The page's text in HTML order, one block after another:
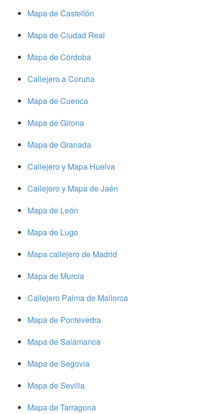
Mapa de Castellón
Mapa de Ciudad Real
Mapa de Córdoba
Callejero a Coruña
Mapa de Cuenca
Mapa de Girona
Mapa de Granada
Callejero y Mapa Huelva
Callejero y Mapa de Jaén
Mapa de León
Mapa de Lugo
Mapa callejero de Madrid
Mapa de Murcia
Callejero Palma de Mallorca
Mapa de Pontevedra
Mapa de Salamanca
Mapa de Segovia
Mapa de Sevilla
Mapa de Tarragona